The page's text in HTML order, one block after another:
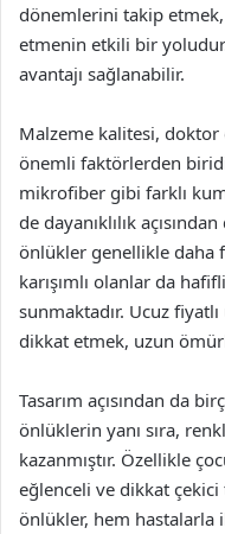
dönemlerini takip
etmenin etkili bir
avantajı sağlanabilir.
Malzeme kalitesi, doktor
önemli faktörlerden
mikrofiber gibi farklı
de dayanıklılık
önlükler genellikle daha
karışımlı olanlar da
sunmaktadır. Ucuz
dikkat etmek, uzun
Tasarım açısından da
önlüklerin yanı sıra,
kazanmıştır. Özellikle
eğlenceli ve dikkat
önlükler, hem hastalarla